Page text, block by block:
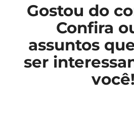
Gostou do
Confira
assuntos
ser
você!